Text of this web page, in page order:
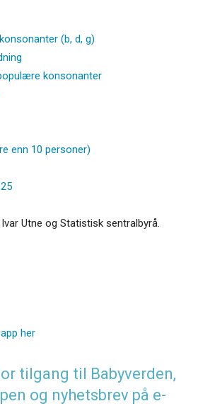
(b, d, g)
konsonanter
enn 10 personer)
Utne og Statistisk sentralbyrå.
her
tilgang til Babyverden,
og nyhetsbrev på e-